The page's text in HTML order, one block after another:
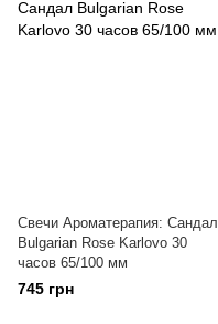
Свечи Ароматерапия: Сандал
Bulgarian Rose Karlovo 30
часов 65/100 мм
745 грн